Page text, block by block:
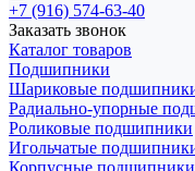
+7 (916) 574-63-40
Заказать звонок
Каталог товаров
Подшипники
Шариковые
Радиально-упорные
Роликовые подшипники
Игольчатые
Корпусные